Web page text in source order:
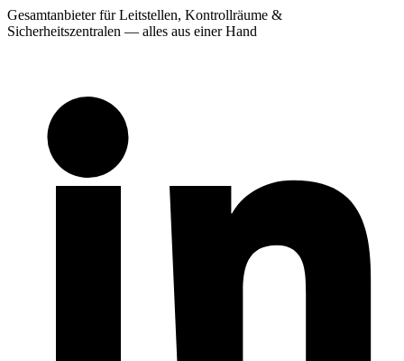
Gesamtanbieter für Leitstellen, Kontrollräume &
Sicherheitszentralen — alles aus einer Hand